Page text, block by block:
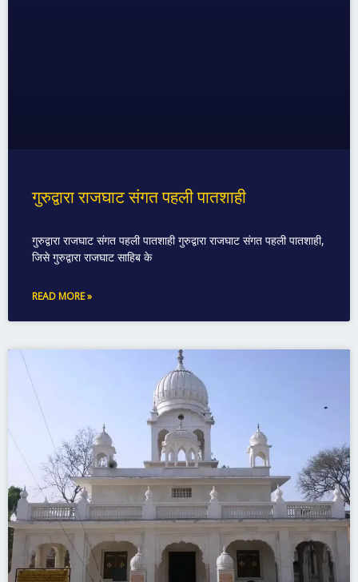
गुरुद्वारा राजघाट संगत पहली पातशाही
गुरुद्वारा राजघाट संगत पहली पातशाही गुरुद्वारा राजघाट संगत पहली पातशाही,
जिसे गुरुद्वारा राजघाट साहिब के
READ MORE »